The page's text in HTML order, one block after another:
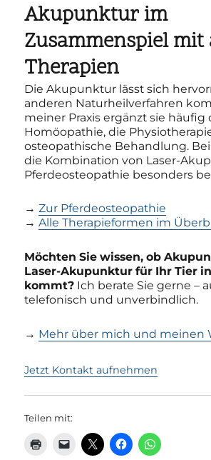
Akupunktur im
Zusammenspiel
Therapien
Die Akupunktur lässt sich
anderen Naturheilverfahren
meiner Praxis ergänzt sie häufig
Homöopathie, die
osteopathische Behandlung.
die Kombination von Laser-
Pferdeosteopathie besonders
→Zur Pferdeosteopathie
→Alle Therapieformen im
Möchten Sie wissen, ob
Laser-Akupunktur für Ihr Tier
kommt? Ich berate Sie gerne –
telefonisch und unverbindlich.
→ Mehr über mich und meinen
Jetzt Kontakt aufnehmen
Teilen mit: